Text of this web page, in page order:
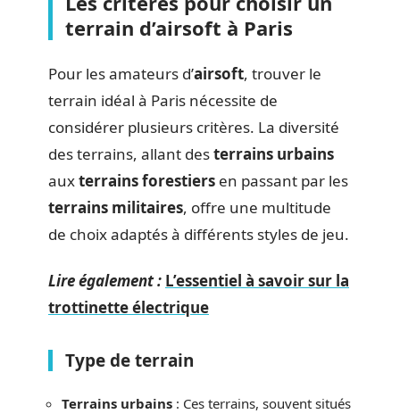
terrain d’airsoft à Paris
Pour les amateurs d’airsoft, trouver le
terrain idéal à Paris nécessite de
considérer plusieurs critères. La diversité
des terrains, allant desterrains urbains
auxterrains forestiers en passant par les
terrains militaires, offre une multitude
de choix adaptés à différents styles de jeu.
Lire également : L’essentiel à savoir sur la
trottinette électrique
Type de terrain
Terrains urbains : Ces terrains, souvent situés